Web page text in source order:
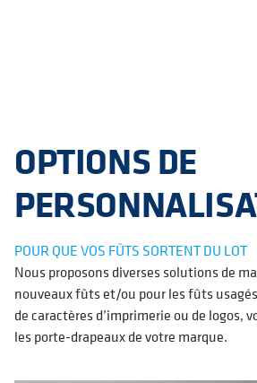
OPTIONS DE
POUR QUE VOS FÛTS SORTENT DU LOT
Nous proposons diverses solutions de
nouveaux fûts et/ou pour les fûts
de caractères d’imprimerie ou de logos,
les porte-drapeaux de votre marque.